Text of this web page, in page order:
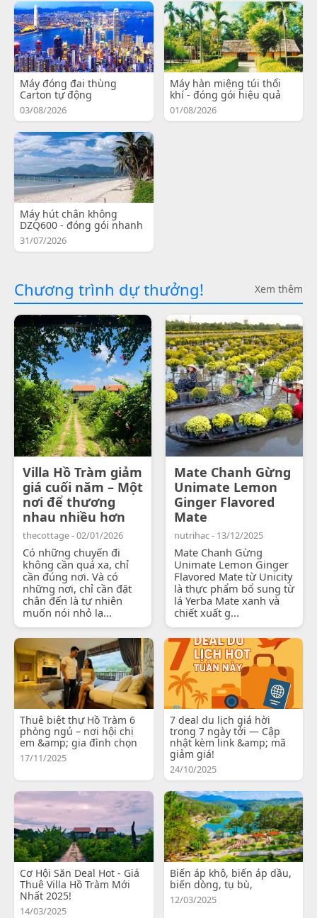
Máy đóng đai thùng
Carton tự động
03/08/2026
Máy hàn miệng túi thổi
khí - đóng gói hiệu quả
01/08/2026
Máy hút chân không
DZQ600 - đóng gói nhanh
31/07/2026
Chương trình dự thưởng! Xem thêm
Villa Hồ Tràm giảm
giá cuối năm – Một
nơi để thương
nhau nhiều hơn
thecottage - 02/01/2026
Có những chuyến đi
không cần quá xa, chỉ
cần đúng nơi. Và có
những nơi, chỉ cần đặt
chân đến là tự nhiên
muốn nói nhỏ lạ...
Mate Chanh Gừng
Unimate Lemon
Ginger Flavored
Mate
nutrihac - 13/12/2025
Mate Chanh Gừng
Unimate Lemon Ginger
Flavored Mate từ Unicity
là thực phẩm bổ sung từ
lá Yerba Mate xanh và
chiết xuất g...
Thuê biệt thự Hồ Tràm 6
phòng ngủ – nơi hội chị
em &amp; gia đình chọn
17/11/2025
7 deal du lịch giá hời
trong 7 ngày tới — Cập
nhật kèm link &amp; mã
giảm giá!
24/10/2025
Cơ Hội Săn Deal Hot - Giá
Thuê Villa Hồ Tràm Mới
Nhất 2025!
14/03/2025
Biến áp khô, biến áp dầu,
biến dòng, tụ bù,
12/03/2025